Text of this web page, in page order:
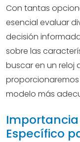
Con tantas
esencial evaluar
decisión
sobre las
buscar en un reloj
modelo más
Importancia
Específico